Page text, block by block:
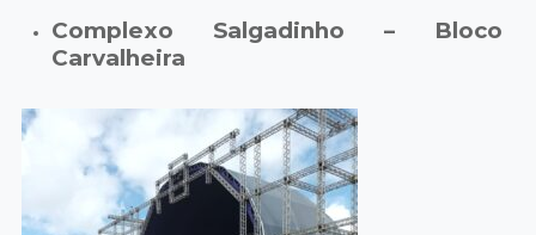
Complexo Salgadinho – Bloco
Carvalheira